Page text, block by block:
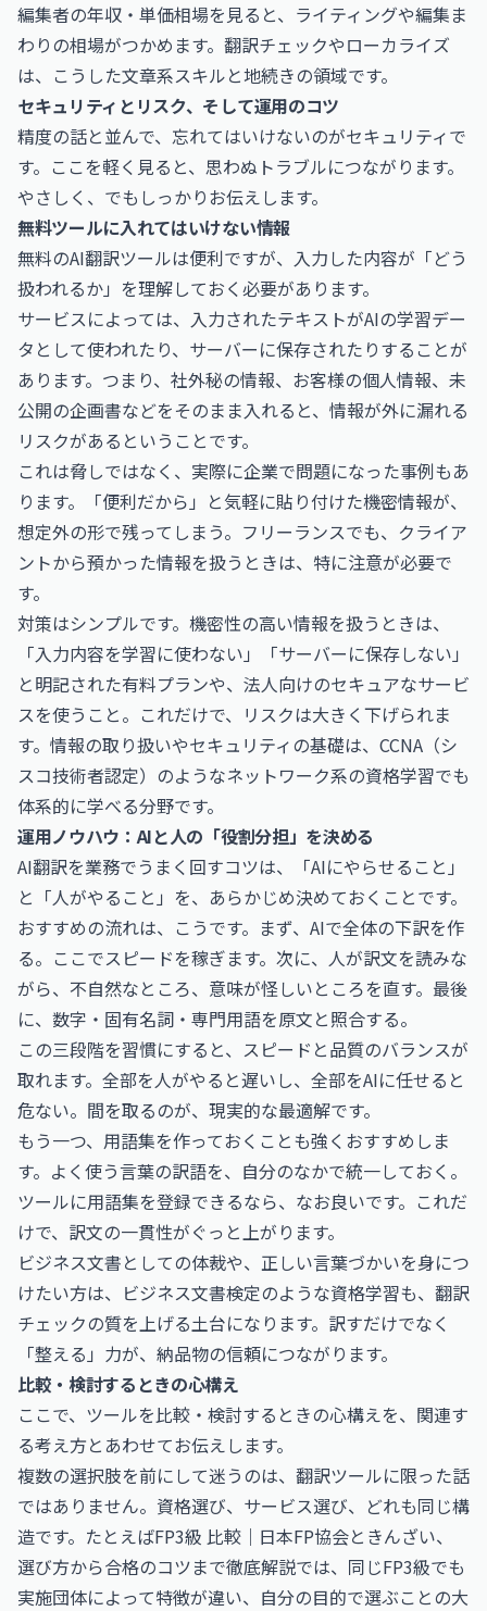
編集者の年収・単価相場を見ると、ライティングや編集ま
わりの相場がつかめます。翻訳チェックやローカライズ
は、こうした文章系スキルと地続きの領域です。
セキュリティとリスク、そして運用のコツ
精度の話と並んで、忘れてはいけないのがセキュリティで
す。ここを軽く見ると、思わぬトラブルにつながります。
やさしく、でもしっかりお伝えします。
無料ツールに入れてはいけない情報
無料のAI翻訳ツールは便利ですが、入力した内容が「どう
扱われるか」を理解しておく必要があります。
サービスによっては、入力されたテキストがAIの学習デー
タとして使われたり、サーバーに保存されたりすることが
あります。つまり、社外秘の情報、お客様の個人情報、未
公開の企画書などをそのまま入れると、情報が外に漏れる
リスクがあるということです。
これは脅しではなく、実際に企業で問題になった事例もあ
ります。「便利だから」と気軽に貼り付けた機密情報が、
想定外の形で残ってしまう。フリーランスでも、クライア
ントから預かった情報を扱うときは、特に注意が必要で
す。
対策はシンプルです。機密性の高い情報を扱うときは、
「入力内容を学習に使わない」「サーバーに保存しない」
と明記された有料プランや、法人向けのセキュアなサービ
スを使うこと。これだけで、リスクは大きく下げられま
す。情報の取り扱いやセキュリティの基礎は、 CCNA（シ
スコ技術者認定） のようなネットワーク系の資格学習でも
体系的に学べる分野です。
運用ノウハウ：AIと人の「役割分担」を決める
AI翻訳を業務でうまく回すコツは、「AIにやらせること」
と「人がやること」を、あらかじめ決めておくことです。
おすすめの流れは、こうです。まず、AIで全体の下訳を作
る。ここでスピードを稼ぎます。次に、人が訳文を読みな
がら、不自然なところ、意味が怪しいところを直す。最後
に、数字・固有名詞・専門用語を原文と照合する。
この三段階を習慣にすると、スピードと品質のバランスが
取れます。全部を人がやると遅いし、全部をAIに任せると
危ない。間を取るのが、現実的な最適解です。
もう一つ、用語集を作っておくことも強くおすすめしま
す。よく使う言葉の訳語を、自分のなかで統一しておく。
ツールに用語集を登録できるなら、なお良いです。これだ
けで、訳文の一貫性がぐっと上がります。
ビジネス文書としての体裁や、正しい言葉づかいを身につ
けたい方は、 ビジネス文書検定のような資格学習も、翻訳
チェックの質を上げる土台になります。訳すだけでなく
「整える」力が、納品物の信頼につながります。
比較・検討するときの心構え
ここで、ツールを比較・検討するときの心構えを、関連す
る考え方とあわせてお伝えします。
複数の選択肢を前にして迷うのは、翻訳ツールに限った話
ではありません。資格選び、サービス選び、どれも同じ構
造です。たとえばFP3級 比較｜日本FP協会ときんざい、
選び方から合格のコツまで徹底解説では、同じFP3級でも
実施団体によって特徴が違い、自分の目的で選ぶことの大